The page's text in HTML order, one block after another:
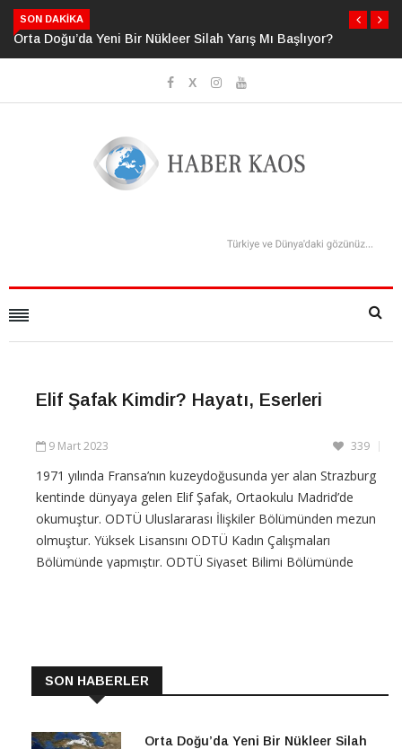
SON DAKIKA
Orta Doğu’da Yeni Bir Nükleer Silah Yarış Mı Başlıyor?
Sanıyoruz?
Elif Şafak Kimdir? Hayatı, Eserleri
9 Mart 2023 339
1971 yılında Fransa’nın kuzeydoğusunda yer alan Strazburg
kentinde dünyaya gelen Elif Şafak, Ortaokulu Madrid’de
okumuştur. ODTÜ Uluslararası İlişkiler Bölümünden mezun
olmuştur. Yüksek Lisansını ODTÜ Kadın Çalışmaları
Bölümünde yapmıştır. ODTÜ Siyaset Bilimi Bölümünde
SON HABERLER
Orta Doğu’da Yeni Bir Nükleer Silah